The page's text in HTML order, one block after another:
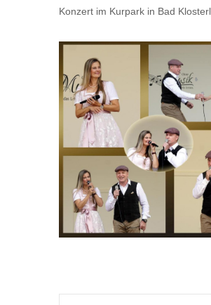
Konzert im Kurpark in Bad